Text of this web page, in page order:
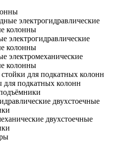
электрогидравлические
колонны
электрогидравлические
колонны
электромеханические
колонны
для подкатных колонн
для подкатных колонн
двухстоечные
двухстоечные